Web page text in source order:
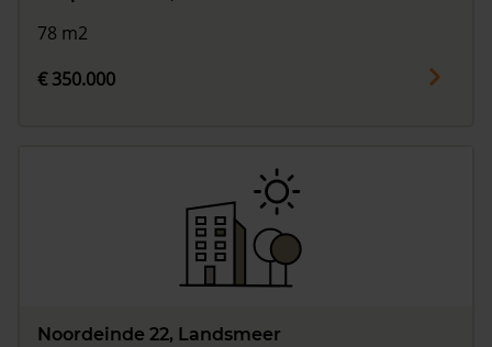
78 m2
€ 350.000
Noordeinde 22, Landsmeer